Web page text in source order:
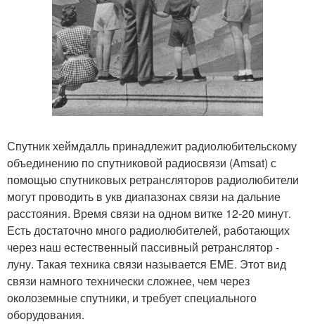
Спутник хеймдалль принадлежит радиолюбительскому
объединению по спутниковой радиосвязи (Amsat) с
помощью спутниковых ретрансляторов радиолюбители
могут проводить в укв диапазонах связи на дальние
расстояния. Время связи на одном витке 12-20 минут.
Есть достаточно много радиолюбителей, работающих
через наш естественный пассивный ретранслятор -
луну. Такая техника связи называется EME. Этот вид
связи намного технически сложнее, чем через
околоземные спутники, и требует специального
оборудования.